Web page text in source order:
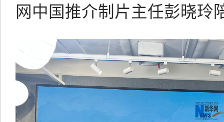
网中国推介制片主任彭晓玲